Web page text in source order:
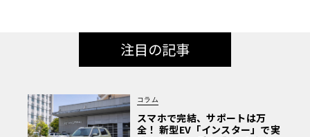
注目の記事
コラム
スマホで完結、サポートは万
全！ 新型EV「インスター」で実